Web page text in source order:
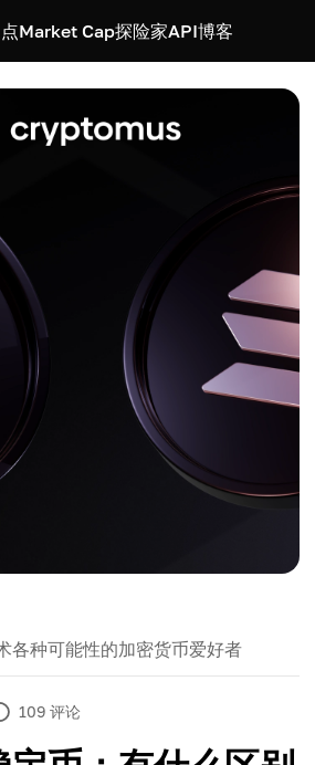
点Market Cap探险家API博客
各种可能性的加密货币爱好者
109 评论